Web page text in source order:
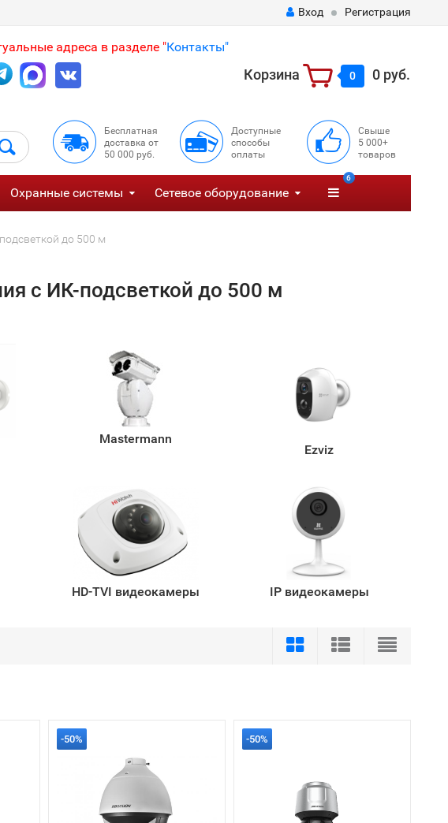
Вход Регистрация
адреса в разделе "Контакты"
Корзина 0 0 руб.
Бесплатная
доставка от
50 000 руб.
Доступные
способы
оплаты
Свыше
5 000+
товаров
Охранные системы Сетевое оборудование
6
до 500 м
с ИК-подсветкой до 500 м
Mastermann
Ezviz
HD-TVI видеокамеры IP видеокамеры
-50% -50%